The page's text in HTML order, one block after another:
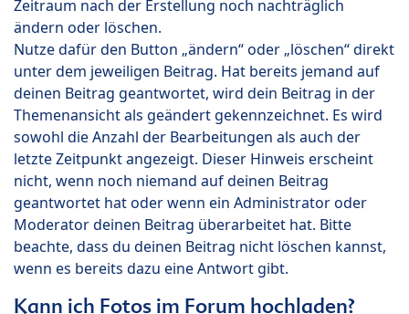
Zeitraum nach der Erstellung noch nachträglich
ändern oder löschen.
Nutze dafür den Button „ändern“ oder „löschen“ direkt
unter dem jeweiligen Beitrag. Hat bereits jemand auf
deinen Beitrag geantwortet, wird dein Beitrag in der
Themenansicht als geändert gekennzeichnet. Es wird
sowohl die Anzahl der Bearbeitungen als auch der
letzte Zeitpunkt angezeigt. Dieser Hinweis erscheint
nicht, wenn noch niemand auf deinen Beitrag
geantwortet hat oder wenn ein Administrator oder
Moderator deinen Beitrag überarbeitet hat. Bitte
beachte, dass du deinen Beitrag nicht löschen kannst,
wenn es bereits dazu eine Antwort gibt.
Kann ich Fotos im Forum hochladen?